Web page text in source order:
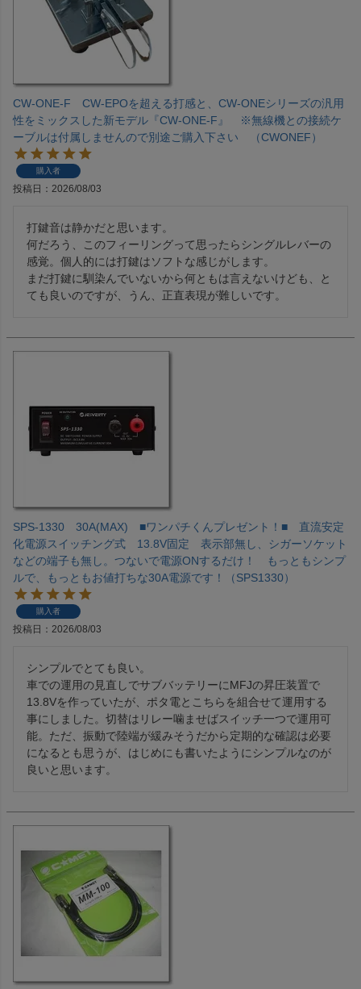
CW-ONE-F CW-EPOを超える打感と、CW-ONEシリーズの汎用
性をミックスした新モデル『CW-ONE-F』 ※無線機との接続ケ
ーブルは付属しませんので別途ご購入下さい （CWONEF）
購入者
投稿日 2026/08/03
打鍵音は静かだと思います。
何だろう、このフィーリングって思ったらシングルレバーの
感覚。個人的には打鍵はソフトな感じがします。
まだ打鍵に馴染んでいないから何ともは言えないけども、と
ても良いのですが、うん、正直表現が難しいです。
SPS-1330 30A(MAX) ■ワンパチくんプレゼント！■ 直流安定
化電源スイッチング式 13.8V固定 表示部無し、シガーソケット
などの端子も無し。つないで電源ONするだけ！ もっともシンプ
ルで、もっともお値打ちな30A電源です！（SPS1330）
購入者
投稿日 2026/08/03
シンプルでとても良い。
車での運用の見直しでサブバッテリーにMFJの昇圧装置で
13.8Vを作っていたが、ポタ電とこちらを組合せて運用する
事にしました。切替はリレー噛ませばスイッチ一つで運用可
能。ただ、振動で陸端が緩みそうだから定期的な確認は必要
になるとも思うが、はじめにも書いたようにシンプルなのが
良いと思います。